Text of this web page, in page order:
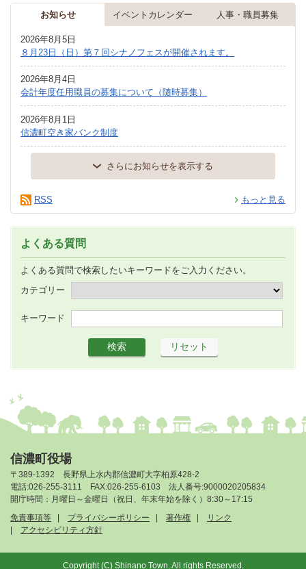
お知らせ イベントカレンダー 人事・職員募集
2026年8月5日
８月23日（日）第７回シナノフェスが開催されます。
2026年8月4日
会計年度任用職員の募集について（随時募集）
2026年8月1日
信濃町空き家バンク制度
さらにお知らせを表示する
もっと見る
RSS
よくある質問
よくある質問で検索したいキーワードをご入力ください。
カテゴリー
キーワード
信濃町役場
〒389-1392 長野県上水内郡信濃町大字柏原428-2
電話:026-255-3111 FAX:026-255-6103 法人番号:9000020205834
開庁時間：月曜日～金曜日（祝日、年末年始を除く）8:30～17:15
免責事項等
プライバシーポリシー 著作権
リンク
アクセシビリティ方針
Copyright (C) Shinano Town. All rights Reserved.